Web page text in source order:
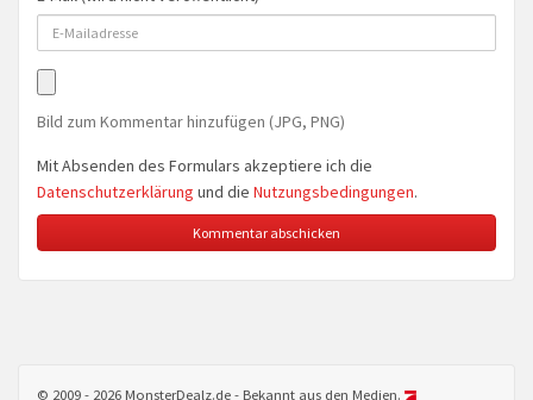
Bild zum Kommentar hinzufügen (JPG, PNG)
Mit Absenden des Formulars akzeptiere ich die
Datenschutzerklärung und die Nutzungsbedingungen.
© 2009 - 2026 MonsterDealz.de - Bekannt aus den Medien.